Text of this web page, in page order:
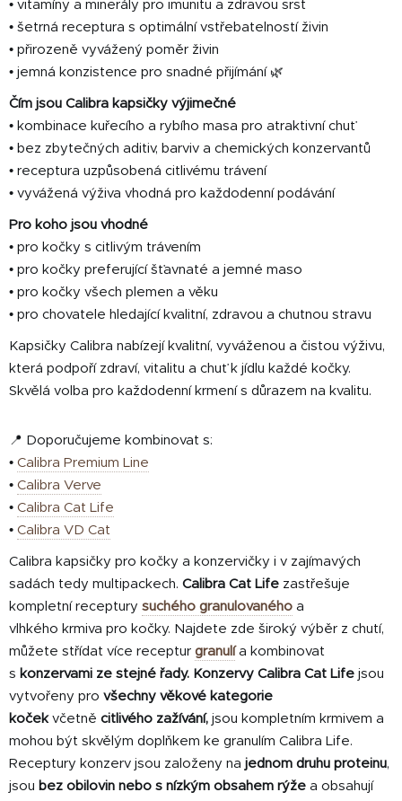
• vitamíny a minerály pro imunitu a zdravou srst
• šetrná receptura s optimální vstřebatelností živin
• přirozeně vyvážený poměr živin
• jemná konzistence pro snadné přijímání 🌿
Čím jsou Calibra kapsičky výjimečné
• kombinace kuřecího a rybího masa pro atraktivní chuť
• bez zbytečných aditiv, barviv a chemických konzervantů
• receptura uzpůsobená citlivému trávení
• vyvážená výživa vhodná pro každodenní podávání
Pro koho jsou vhodné
• pro kočky s citlivým trávením
• pro kočky preferující šťavnaté a jemné maso
• pro kočky všech plemen a věku
• pro chovatele hledající kvalitní, zdravou a chutnou stravu
Kapsičky Calibra nabízejí kvalitní, vyváženou a čistou výživu,
která podpoří zdraví, vitalitu a chuť k jídlu každé kočky.
Skvělá volba pro každodenní krmení s důrazem na kvalitu.
📍 Doporučujeme kombinovat s:
• Calibra Premium Line
• Calibra Verve
• Calibra Cat Life
• Calibra VD Cat
Calibra kapsičky pro kočky a konzervičky i v zajímavých
sadách tedy multipackech. Calibra Cat Life zastřešuje
kompletní receptury suchého granulovaného a
vlhkého krmiva pro kočky. Najdete zde široký výběr z chutí,
můžete střídat více receptur granulí a kombinovat
s konzervami ze stejné řady. Konzervy Calibra Cat Life jsou
vytvořeny pro všechny věkové kategorie
kočekvčetně citlivého zažívání, jsou kompletním krmivem a
mohou být skvělým doplňkem ke granulím Calibra Life.
Receptury konzerv jsou založeny na jednom druhu proteinu,
jsou bez obilovin nebo s nízkým obsahem rýže a obsahují